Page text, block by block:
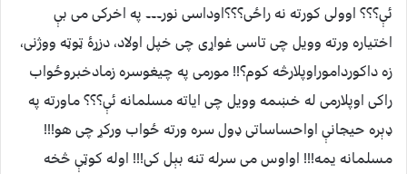
ئې؟؟؟ اوولی کورته نه راځی؟؟؟اوداسی نور۔۔۔ په اخرکی می بې
اختیاره ورته وویل چی تاسی غواړی چی خپل اولاد، دزړۀ ټوټه ووژنی،
زه داکورداموراوپلارڅه کوم؟!! مورمی په چیغوسره زمادخبروځواب
راکی اوپلارمی له خښمه وویل چی ایاته مسلمانه ئې؟؟؟ ماورته په
ډېره حیجانې اواحساساتی ډول سره ورته ځواب ورکړ چی هو!!!
مسلمانه یمه!!! اواوس می سرله تنه بېل کی!!! اوله کوټې څخه